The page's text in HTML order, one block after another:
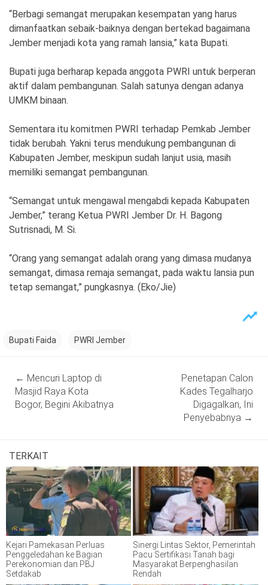
Copyright
Indonesia
.
All
Reserve
“Berbagi semangat merupakan kesempatan yang harus
dimanfaatkan sebaik-baiknya dengan bertekad bagaimana
Jember menjadi kota yang ramah lansia,” kata Bupati.
Bupati juga berharap kepada anggota PWRI untuk berperan
aktif dalam pembangunan. Salah satunya dengan adanya
UMKM binaan.
Sementara itu komitmen PWRI terhadap Pemkab Jember
tidak berubah. Yakni terus mendukung pembangunan di
Kabupaten Jember, meskipun sudah lanjut usia, masih
memiliki semangat pembangunan.
“Semangat untuk mengawal mengabdi kepada Kabupaten
Jember,” terang Ketua PWRI Jember Dr. H. Bagong
Sutrisnadi, M. Si.
“Orang yang semangat adalah orang yang dimasa mudanya
semangat, dimasa remaja semangat, pada waktu lansia pun
tetap semangat,” pungkasnya. (Eko/Jie)
Bupati Faida PWRI Jember
navigation
← Mencuri Laptop di
Masjid Raya Kota
Bogor, Begini Akibatnya
Penetapan Calon
Kades Tegalharjo
Digagalkan, Ini
Penyebabnya →
TERKAIT
Kejari Pamekasan Perluas
Penggeledahan ke Bagian
Perekonomian dan PBJ
Setdakab
Sinergi Lintas Sektor, Pemerintah
Pacu Sertifikasi Tanah bagi
Masyarakat Berpenghasilan
Rendah